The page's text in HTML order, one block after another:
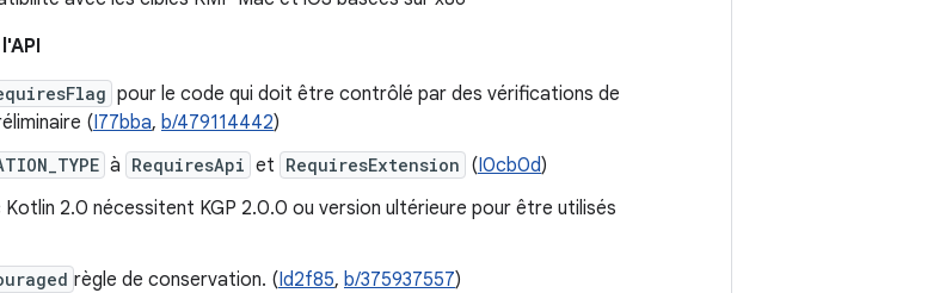
pour le code qui doit être contrôlé par des vérifications de
(I77bba, b/479114442)
à RequiresApi et RequiresExtension (I0cb0d)
2.0 nécessitent KGP 2.0.0 ou version ultérieure pour être utilisés
règle de conservation. (Id2f85, b/375937557)